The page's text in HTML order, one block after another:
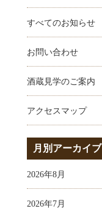
すべてのお知らせ
お問い合わせ
酒蔵見学のご案内
アクセスマップ
月別アーカイブ
2026年8月
2026年7月